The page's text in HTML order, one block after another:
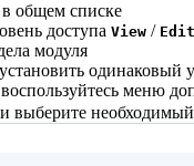
общем списке
доступа View / Edit
модуля
одинаковый
меню
и выберите